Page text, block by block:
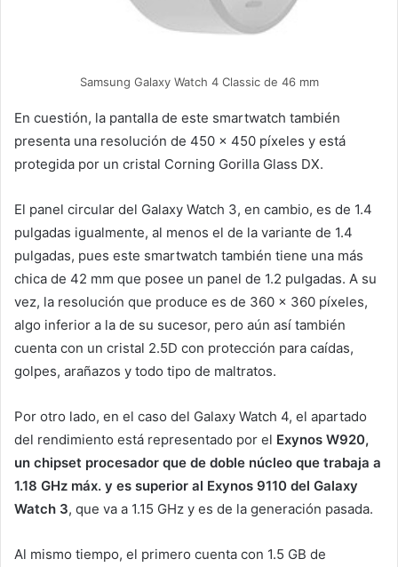
Samsung Galaxy Watch 4 Classic de 46 mm
En cuestión, la pantalla de este smartwatch también
presenta una resolución de 450 x 450 píxeles y está
protegida por un cristal Corning Gorilla Glass DX.
El panel circular del Galaxy Watch 3, en cambio, es de 1.4
pulgadas igualmente, al menos el de la variante de 1.4
pulgadas, pues este smartwatch también tiene una más
chica de 42 mm que posee un panel de 1.2 pulgadas. A su
vez, la resolución que produce es de 360 x 360 píxeles,
algo inferior a la de su sucesor, pero aún así también
cuenta con un cristal 2.5D con protección para caídas,
golpes, arañazos y todo tipo de maltratos.
Por otro lado, en el caso del Galaxy Watch 4, el apartado
del rendimiento está representado por el Exynos W920,
un chipset procesador que de doble núcleo que trabaja a
1.18 GHz máx. y es superior al Exynos 9110 del Galaxy
Watch 3, que va a 1.15 GHz y es de la generación pasada.
Al mismo tiempo, el primero cuenta con 1.5 GB de